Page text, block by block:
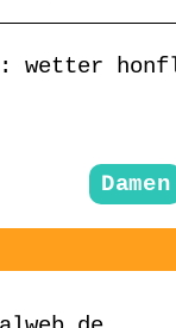
wetter
Damen